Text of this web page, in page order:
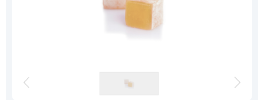
Serit Lokumlar >
Sucuk Lokumlar >
Vakum Ambalajlı Lokumlar >